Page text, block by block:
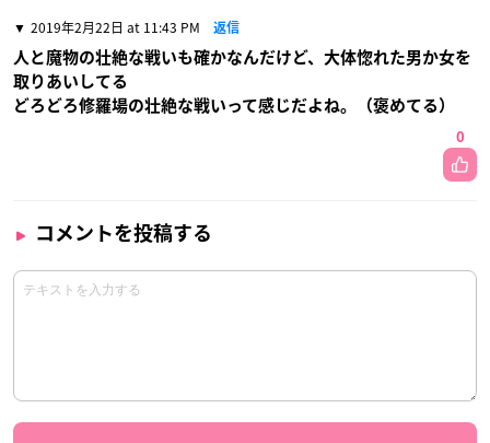
2019年2月22日 at 11:43 PM 返信
人と魔物の壮絶な戦いも確かなんだけど、大体惚れた男か女を
取りあいしてる
どろどろ修羅場の壮絶な戦いって感じだよね。（褒めてる）
0
コメントを投稿する